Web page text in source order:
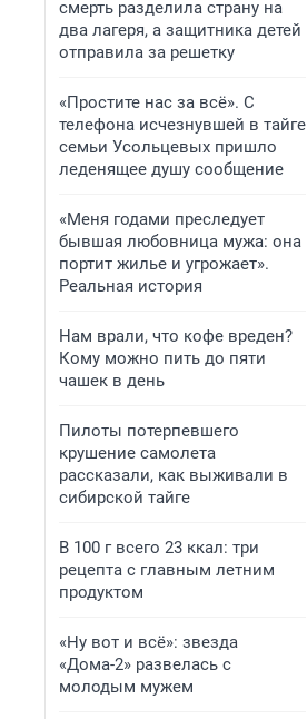
смерть разделила страну на
два лагеря, а защитника детей
отправила за решетку
«Простите нас за всё». С
телефона исчезнувшей в тайге
семьи Усольцевых пришло
леденящее душу сообщение
«Меня годами преследует
бывшая любовница мужа: она
портит жилье и угрожает».
Реальная история
Нам врали, что кофе вреден?
Кому можно пить до пяти
чашек в день
Пилоты потерпевшего
крушение самолета
рассказали, как выживали в
сибирской тайге
В 100 г всего 23 ккал: три
рецепта с главным летним
продуктом
«Ну вот и всё»: звезда
«Дома-2» развелась с
молодым мужем